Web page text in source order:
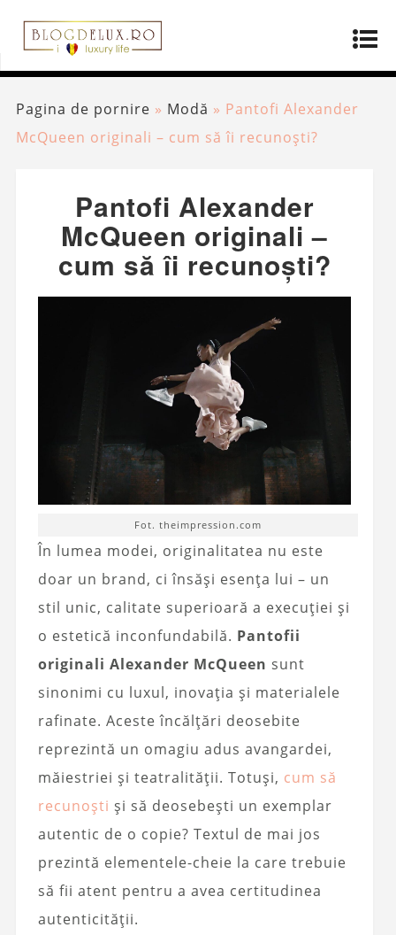
Pagina de pornire » Modă » Pantofi Alexander
McQueen originali – cum să îi recunoști?
Pantofi Alexander
McQueen originali –
cum să îi recunoști?
Fot. theimpression.com
În lumea modei, originalitatea nu este
doar un brand, ci însăși esența lui – un
stil unic, calitate superioară a execuției și
o estetică inconfundabilă. Pantofii
originali Alexander McQueen sunt
sinonimi cu luxul, inovația și materialele
rafinate. Aceste încălțări deosebite
reprezintă un omagiu adus avangardei,
măiestriei și teatralității. Totuși, cum să
recunoști și să deosebești un exemplar
autentic de o copie? Textul de mai jos
prezintă elementele-cheie la care trebuie
să fii atent pentru a avea certitudinea
autenticității.